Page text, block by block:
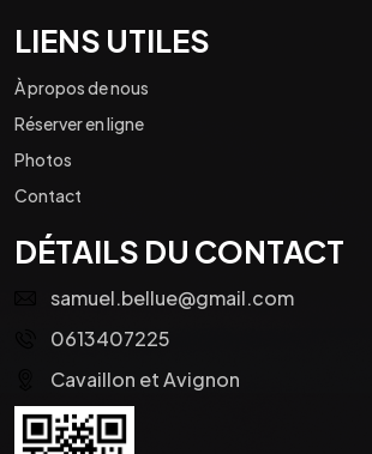
LIENS UTILES
À propos de nous
Réserver en ligne
Photos
Contact
DÉTAILS DU CONTACT
samuel.bellue@gmail.com
0613407225
Cavaillon et Avignon